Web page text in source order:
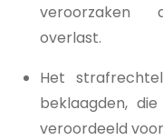
veroorzaken
overlast.
Het
beklaagden,
veroordeeld